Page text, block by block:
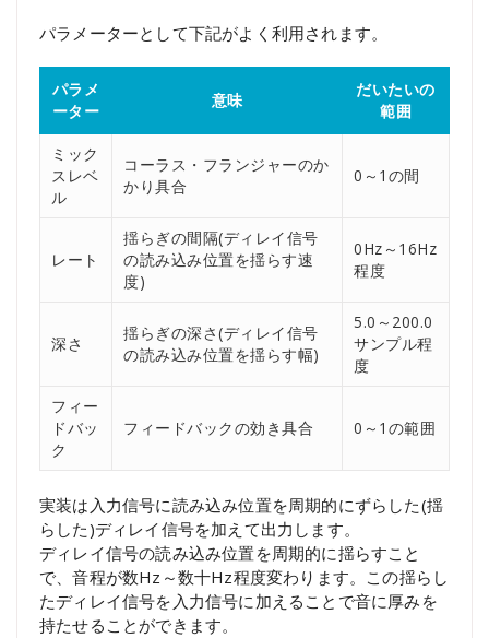
パラメーターとして下記がよく利用されます。
パラメ
ーター
意味
だいたいの
範囲
ミック
スレベ
ル
コーラス・フランジャーのか
かり具合
0～1の間
レート
揺らぎの間隔(ディレイ信号
の読み込み位置を揺らす速
度)
0Hz～16Hz
程度
深さ
揺らぎの深さ(ディレイ信号
の読み込み位置を揺らす幅)
5.0～200.0
サンプル程
度
フィー
ドバッ
ク
フィードバックの効き具合 0～1の範囲
実装は入力信号に読み込み位置を周期的にずらした(揺
らした)ディレイ信号を加えて出力します。
ディレイ信号の読み込み位置を周期的に揺らすこと
で、音程が数Hz～数十Hz程度変わります。この揺らし
たディレイ信号を入力信号に加えることで音に厚みを
持たせることができます。